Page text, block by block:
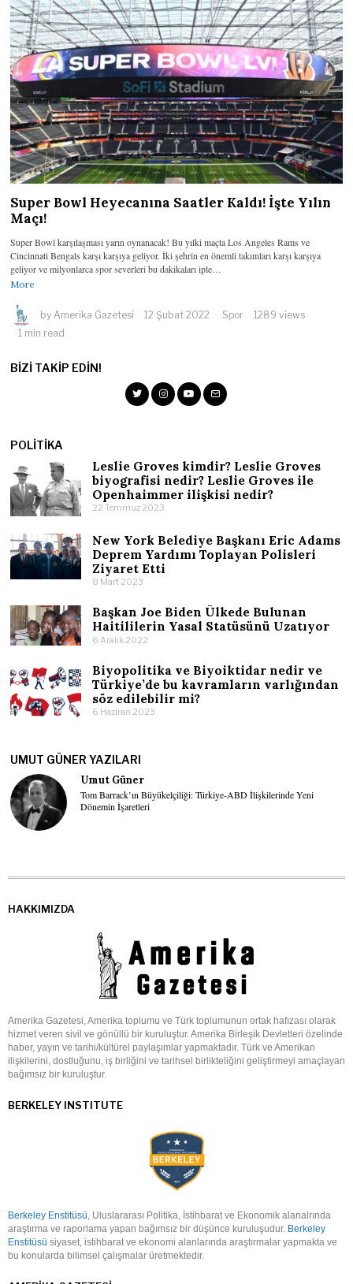
Super Bowl Heyecanına Saatler Kaldı! İşte Yılın
Maçı!
Super Bowl karşılaşması yarın oynanacak! Bu yılki maçta Los Angeles Rams ve
Cincinnati Bengals karşı karşıya geliyor. İki şehrin en önemli takımları karşı karşıya
geliyor ve milyonlarca spor severleri bu dakikaları iple…
More
by Amerika Gazetesi 12 Şubat 2022 Spor
1289 views
1 min read
BIZI TAKIP EDIN!
POLITIKA
Leslie Groves kimdir? Leslie Groves
biyografisi nedir? Leslie Groves ile
Openhaimmer ilişkisi nedir?
22 Temmuz 2023
New York Belediye Başkanı Eric Adams
Deprem Yardımı Toplayan Polisleri
Ziyaret Etti
8 Mart 2023
Başkan Joe Biden Ülkede Bulunan
Haitililerin Yasal Statüsünü Uzatıyor
6 Aralık 2022
Biyopolitika ve Biyoiktidar nedir ve
Türkiye’de bu kavramların varlığından
söz edilebilir mi?
6 Haziran 2023
UMUT GÜNER YAZILARI
Umut Güner
Tom Barrack’ın Büyükelçiliği: Türkiye-ABD İlişkilerinde Yeni
Dönemin İşaretleri
HAKKIMIZDA
Amerika Gazetesi, Amerika toplumu ve Türk toplumunun ortak hafızası olarak
hizmet veren sivil ve gönüllü bir kuruluştur. Amerika Birleşik Devletleri özelinde
haber, yayın ve tarihi/kültürel paylaşımlar yapmaktadır. Türk ve Amerikan
ilişkilerini, dostluğunu, iş birliğini ve tarihsel birlikteliğini geliştirmeyi amaçlayan
bağımsız bir kuruluştur.
BERKELEY INSTITUTE
Berkeley Enstitüsü , Uluslararası Politika, İstihbarat ve Ekonomik alanalrında
araştırma ve raporlama yapan bağımsız bir düşünce kuruluşudur. Berkeley
Enstitüsü siyaset, istihbarat ve ekonomi alanlarında araştırmalar yapmakta ve
bu konularda bilimsel çalışmalar üretmektedir.